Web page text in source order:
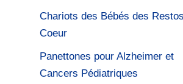
Chariots des Bébés des
Coeur
Panettones pour Alzheimer et
Cancers Pédiatriques